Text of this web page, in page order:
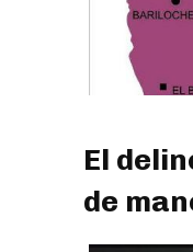
El
de